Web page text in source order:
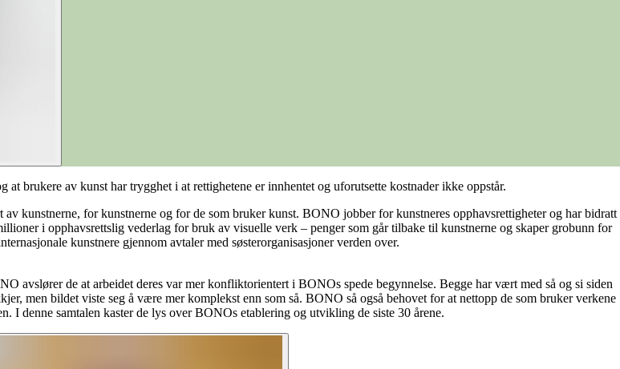
brukere av kunst har trygghet i at rettighetene er innhentet og uforutsette kostnader ikke oppstår.
kunstnerne, for kunstnerne og for de som bruker kunst. BONO jobber for kunstneres opphavsrettigheter og har bidratt
i opphavsrettslig vederlag for bruk av visuelle verk – penger som går tilbake til kunstnerne og skaper grobunn for
kunstnere gjennom avtaler med søsterorganisasjoner verden over.
avslører de at arbeidet deres var mer konfliktorientert i BONOs spede begynnelse. Begge har vært med så og si siden
men bildet viste seg å være mer komplekst enn som så. BONO så også behovet for at nettopp de som bruker verkene
I denne samtalen kaster de lys over BONOs etablering og utvikling de siste 30 årene.